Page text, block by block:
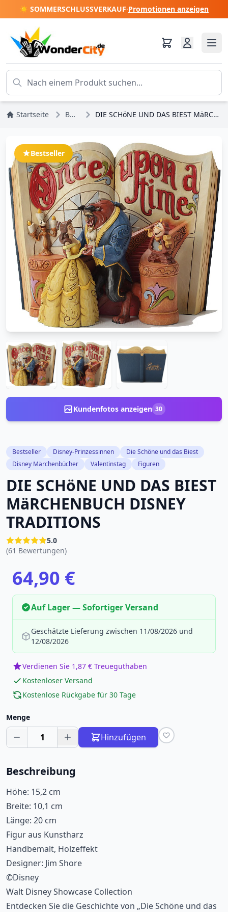
☀️ SOMMERSCHLUSSVERKAUF·Promotionen anzeigen
Startseite Bestseller DIE SCHöNE UND DAS BIEST MäRCHENBUCH DISNEY TRADITIONS
Bestseller
Kundenfotos anzeigen 30
Bestseller Disney-Prinzessinnen
Die Schöne und das Biest
Disney Märchenbücher
Valentinstag Figuren
DIE SCHöNE UND DAS BIEST
MäRCHENBUCH DISNEY
TRADITIONS
5.0
(61 Bewertungen)
64,90 €
Auf Lager — Sofortiger Versand
Geschätzte Lieferung zwischen 11/08/2026 und
12/08/2026
Verdienen Sie 1,87 € Treueguthaben
Kostenloser Versand
Kostenlose Rückgabe für 30 Tage
Menge
1 Hinzufügen
Beschreibung
Höhe: 15,2 cm
Breite: 10,1 cm
Länge: 20 cm
Figur aus Kunstharz
Handbemalt, Holzeffekt
Designer: Jim Shore
©Disney
Walt Disney Showcase Collection
Entdecken Sie die Geschichte von „Die Schöne und das